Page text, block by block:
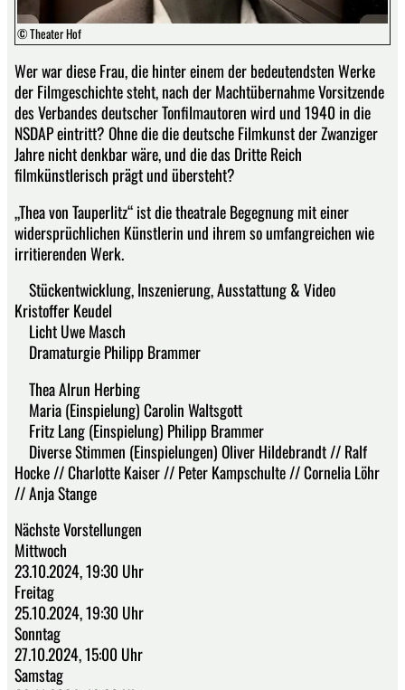
© Theater Hof
Wer war diese Frau, die hinter einem der bedeutendsten Werke
der Filmgeschichte steht, nach der Machtübernahme Vorsitzende
des Verbandes deutscher Tonfilmautoren wird und 1940 in die
NSDAP eintritt? Ohne die die deutsche Filmkunst der Zwanziger
Jahre nicht denkbar wäre, und die das Dritte Reich
filmkünstlerisch prägt und übersteht?
„Thea von Tauperlitz“ ist die theatrale Begegnung mit einer
widersprüchlichen Künstlerin und ihrem so umfangreichen wie
irritierenden Werk.
Stückentwicklung, Inszenierung, Ausstattung & Video
Kristoffer Keudel
Licht Uwe Masch
Dramaturgie Philipp Brammer
Thea Alrun Herbing
Maria (Einspielung) Carolin Waltsgott
Fritz Lang (Einspielung) Philipp Brammer
Diverse Stimmen (Einspielungen) Oliver Hildebrandt // Ralf
Hocke // Charlotte Kaiser // Peter Kampschulte // Cornelia Löhr
// Anja Stange
Nächste Vorstellungen
Mittwoch
23.10.2024, 19:30 Uhr
Freitag
25.10.2024, 19:30 Uhr
Sonntag
27.10.2024, 15:00 Uhr
Samstag